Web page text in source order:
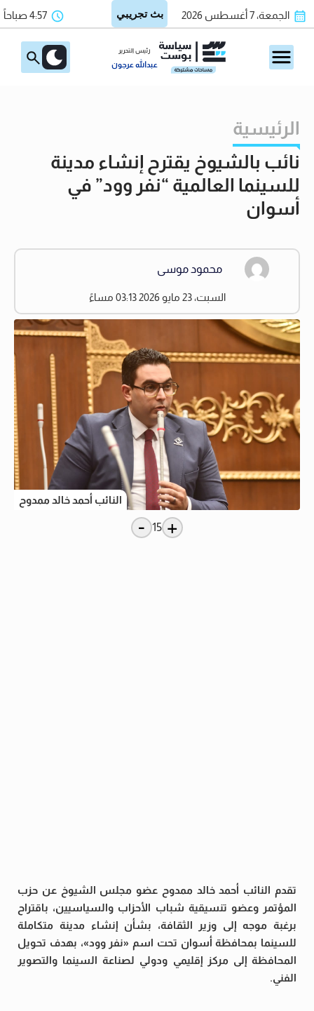
الجمعة، 7 أغسطس 2026 4:57 صباحاً
رئيس التحرير
عبدالله عرجون
الرئيسية
نائب بالشيوخ يقترح إنشاء مدينة
للسينما العالمية “نفر وود” في
أسوان
محمود موسى
السبت، 23 مايو 2026 03:13 مساءً
النائب أحمد خالد ممدوح
+
15
-
تقدم النائب أحمد خالد ممدوح عضو مجلس الشيوخ عن حزب
المؤتمر وعضو تنسيقية شباب الأحزاب والسياسيين، باقتراح
برغبة موجه إلى وزير الثقافة، بشأن إنشاء مدينة متكاملة
للسينما بمحافظة أسوان تحت اسم «نفر وود»، بهدف تحويل
المحافظة إلى مركز إقليمي ودولي لصناعة السينما والتصوير
الفني.